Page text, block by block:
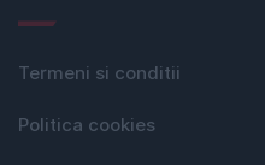
Termeni si conditii
Politica cookies